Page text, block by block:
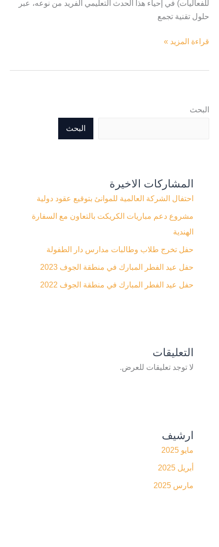
للفعاليات) في إحياء هذا الحدث التعليمي الفريد من نوعه، عبر
حلول تقنية تجمع
قراءة المزيد »
البحث
البحث
المشاركات الاخيرة
احتفال الشركة العالمية للموانئ بتوقيع عقود دولية
مشروع دعم مباريات الكريكت بالتعاون مع السفارة
الهندية
حفل تخرج طلاب وطالبات مدارس دار الطفولة
حفل عيد الفطر المبارك في منطقة الجوف 2023
حفل عيد الفطر المبارك في منطقة الجوف 2022
التعليقات
لا توجد تعليقات للعرض.
ارشيف
مايو 2025
أبريل 2025
مارس 2025